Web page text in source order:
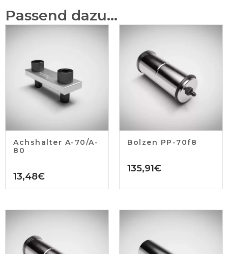
Passend dazu...
Achshalter A-70/A-
80
13,48€
Bolzen PP-70f8
135,91€